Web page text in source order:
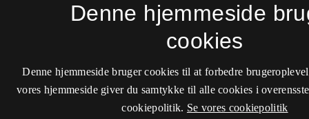
Denne hjemmeside
cookies
Denne hjemmeside bruger cookies til at forbedre
vores hjemmeside giver du samtykke til alle cookies i
cookiepolitik. Se vores cookiepolitik